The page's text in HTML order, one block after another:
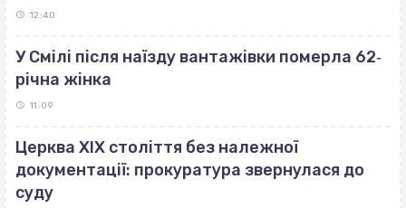
12:40
У Смілі після наїзду вантажівки померла 62‐
річна жінка
11:09
Церква ХІХ століття без належної
документації: прокуратура звернулася до
суду